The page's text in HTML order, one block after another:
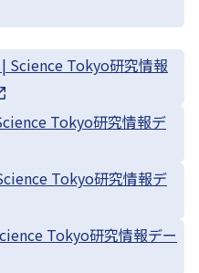
Science Tokyo研究情報
Tokyo研究情報デ
Tokyo研究情報デ
Tokyo研究情報デー